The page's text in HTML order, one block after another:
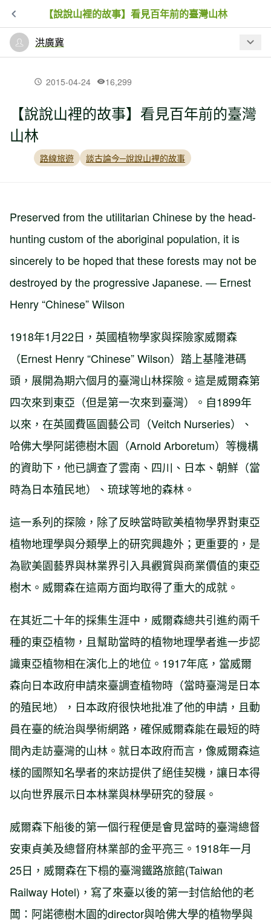
【說說山裡的故事】看見百年前的臺灣山林
洪廣冀
最新文章
【說說山裡的故事】看見百年前的臺灣
2015-04-24 16,299
【說說山裡的故事】看見百年前的臺灣
山林
路線旅遊 談古論今─說說山裡的故事
Preserved from the utilitarian Chinese by the head-
hunting custom of the aboriginal population, it is
sincerely to be hoped that these forests may not be
destroyed by the progressive Japanese. — Ernest
Henry “Chinese” Wilson
1918年1月22日，英國植物學家與探險家威爾森
（Ernest Henry “Chinese” Wilson）踏上基隆港碼
頭，展開為期六個月的臺灣山林探險。這是威爾森第
四次來到東亞（但是第一次來到臺灣）。自1899年
以來，在英國費區園藝公司（Veitch Nurseries）、
哈佛大學阿諾德樹木園（Arnold Arboretum）等機構
的資助下，他已調查了雲南、四川、日本、朝鮮（當
時為日本殖民地）、琉球等地的森林。
這一系列的探險，除了反映當時歐美植物學界對東亞
植物地理學與分類學上的研究興趣外；更重要的，是
為歐美園藝界與林業界引入具觀賞與商業價值的東亞
樹木。威爾森在這兩方面均取得了重大的成就。
在其近二十年的採集生涯中，威爾森總共引進約兩千
種的東亞植物，且幫助當時的植物地理學者進一步認
識東亞植物相在演化上的地位。1917年底，當威爾
森向日本政府申請來臺調查植物時（當時臺灣是日本
的殖民地），日本政府很快地批准了他的申請，且動
員在臺的統治與學術網路，確保威爾森能在最短的時
間內走訪臺灣的山林。就日本政府而言，像威爾森這
樣的國際知名學者的來訪提供了絕佳契機，讓日本得
以向世界展示日本林業與林學研究的發展。
威爾森下船後的第一個行程便是會見當時的臺灣總督
安東貞美及總督府林業部的金平亮三。1918年一月
25日，威爾森在下榻的臺灣鐵路旅館(Taiwan
Railway Hotel)，寫了來臺以後的第一封信給他的老
闆：阿諾德樹木園的director與哈佛大學的植物學與